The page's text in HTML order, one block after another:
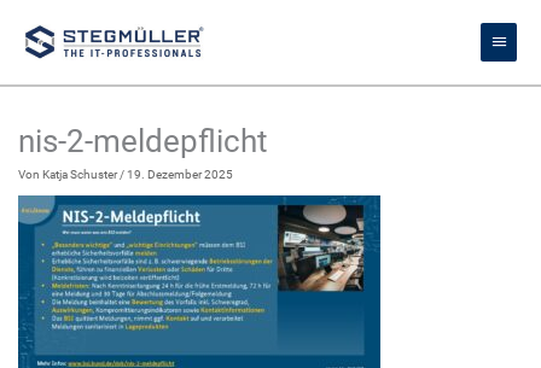
Inhalt
springen
nis-2-meldepflicht
VonKatja Schuster/19. Dezember 2025